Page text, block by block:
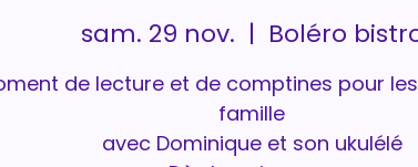
sam. 29 nov.
  |
Boléro
de lecture et de comptines pour
famille
avec Dominique et son ukulélé